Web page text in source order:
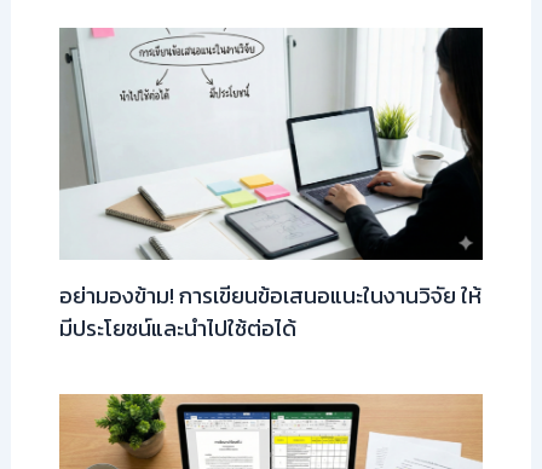
อย่ามองข้าม! การเขียนข้อเสนอแนะในงานวิจัย ให้
มีประโยชน์และนำไปใช้ต่อได้